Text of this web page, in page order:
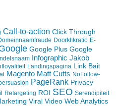
Call-to-action Click Through
Doorklikratio E-
Google Plus Google
Infographic Jakob
Landingspagina Link Bait
Magento Matt Cutts NoFollow-
PageRank Privacy
Retargeting ROI SEO Serendipiteit
Viral Video Web Analytics